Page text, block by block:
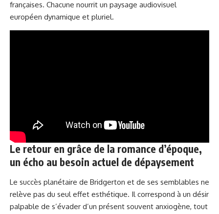
françaises. Chacune nourrit un paysage audiovisuel
européen dynamique et pluriel.
Le retour en grâce de la romance d’époque,
un écho au besoin actuel de dépaysement
Le succès planétaire de Bridgerton et de ses semblables ne
relève pas du seul effet esthétique. Il correspond à un désir
palpable de s’évader d’un présent souvent anxiogène, tout